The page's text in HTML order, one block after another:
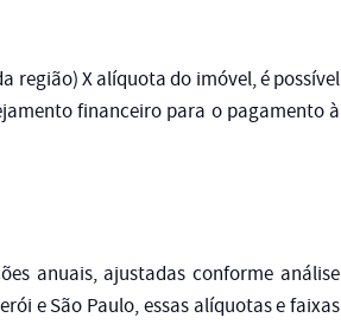
região) X alíquota do imóvel, é possível
financeiro para o pagamento à
anuais, ajustadas conforme análise
e São Paulo, essas alíquotas e faixas